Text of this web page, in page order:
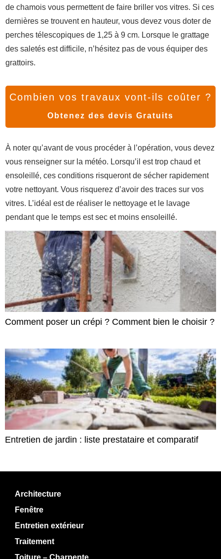
de chamois vous permettent de faire briller vos vitres. Si ces
dernières se trouvent en hauteur, vous devez vous doter de
perches télescopiques de 1,25 à 9 cm. Lorsque le grattage
des saletés est difficile, n’hésitez pas de vous équiper des
grattoirs.
Combien vos travaux vont-ils coûter ?
Obtenez des devis Gratuits
À noter qu’avant de vous procéder à l’opération, vous devez
vous renseigner sur la météo. Lorsqu’il est trop chaud et
ensoleillé, ces conditions risqueront de sécher rapidement
votre nettoyant. Vous risquerez d’avoir des traces sur vos
vitres. L’idéal est de réaliser le nettoyage et le lavage
pendant que le temps est sec et moins ensoleillé.
Comment poser un crépi ? Comment bien le choisir ?
Entretien de jardin : liste prestataire et comparatif
Architecture
Fenêtre
Entretien extérieur
Traitement
Toiture – Charpente